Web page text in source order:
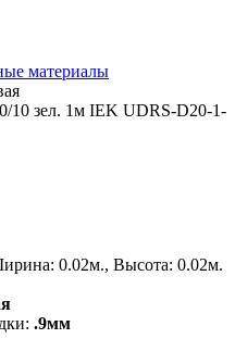
материалы
0.02м., Высота: 0.02м.
.9мм